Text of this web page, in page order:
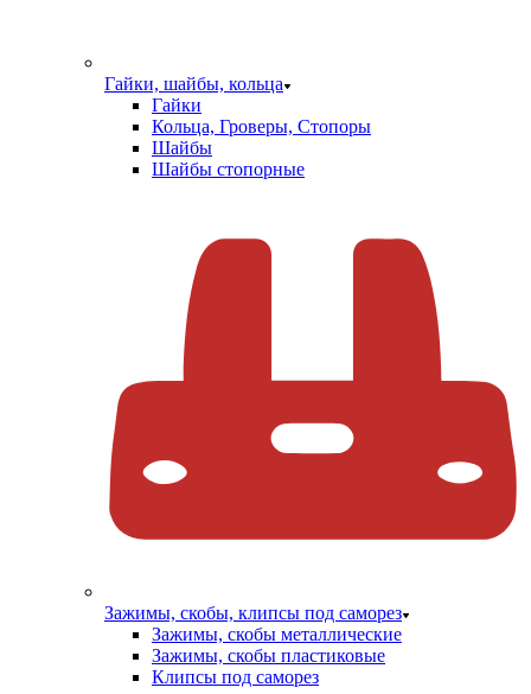
Гайки, шайбы, кольца
Гайки
Кольца, Гроверы, Стопоры
Шайбы
Шайбы стопорные
Зажимы, скобы, клипсы под саморез
Зажимы, скобы металлические
Зажимы, скобы пластиковые
Клипсы под саморез